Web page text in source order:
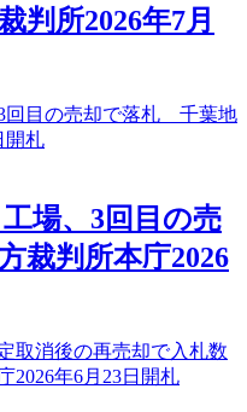
所2026年7月
場、3回目の売
裁判所本庁2026